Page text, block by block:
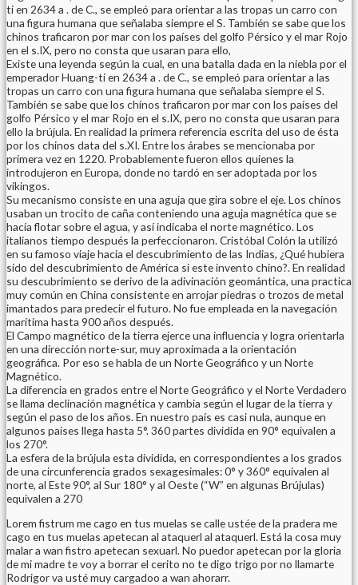
ti en 2634 a . de C., se empleó para orientar a las tropas un carro con
una figura humana que señalaba siempre el S. También se sabe que los
chinos traficaron por mar con los países del golfo Pérsico y el mar Rojo
en el s.IX, pero no consta que usaran para ello,
Existe una leyenda según la cual, en una batalla dada en la niebla por el
emperador Huang-ti en 2634 a . de C., se empleó para orientar a las
tropas un carro con una figura humana que señalaba siempre el S.
También se sabe que los chinos traficaron por mar con los países del
golfo Pérsico y el mar Rojo en el s.IX, pero no consta que usaran para
ello la brújula. En realidad la primera referencia escrita del uso de ésta
por los chinos data del s.XI. Entre los árabes se mencionaba por
primera vez en 1220. Probablemente fueron ellos quienes la
introdujeron en Europa, donde no tardó en ser adoptada por los
vikingos.
Su mecanismo consiste en una aguja que gira sobre el eje. Los chinos
usaban un trocito de caña conteniendo una aguja magnética que se
hacía flotar sobre el agua, y así indicaba el norte magnético. Los
italianos tiempo después la perfeccionaron. Cristóbal Colón la utilizó
en su famoso viaje hacia el descubrimiento de las Indias, ¿Qué hubiera
sido del descubrimiento de América si este invento chino?. En realidad
su descubrimiento se derivo de la adivinación geomántica, una practica
muy común en China consistente en arrojar piedras o trozos de metal
imantados para predecir el futuro. No fue empleada en la navegación
marítima hasta 900 años después.
El Campo magnético de la tierra ejerce una influencia y logra orientarla
en una dirección norte-sur, muy aproximada a la orientación
geográfica. Por eso se habla de un Norte Geográfico y un Norte
Magnético.
La diferencia en grados entre el Norte Geográfico y el Norte Verdadero
se llama declinación magnética y cambia según el lugar de la tierra y
según el paso de los años. En nuestro país es casi nula, aunque en
algunos países llega hasta 5°. 360 partes dividida en 90° equivalen a
los 270°.
La esfera de la brújula esta dividida, en correspondientes a los grados
de una circunferencia grados sexagesimales: 0° y 360° equivalen al
norte, al Este 90°, al Sur 180° y al Oeste (“W” en algunas Brújulas)
equivalen a 270
Lorem fistrum me cago en tus muelas se calle ustée de la pradera me
cago en tus muelas apetecan al ataquerl al ataquerl. Está la cosa muy
malar a wan fistro apetecan sexuarl. No puedor apetecan por la gloria
de mi madre te voy a borrar el cerito no te digo trigo por no llamarte
Rodrigor va usté muy cargadoo a wan ahorarr.